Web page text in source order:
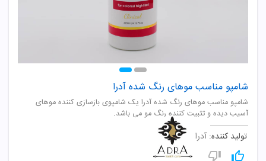
شامپو مناسب موهای رنگ شده آدرا
شامپو مناسب موهای رنگ شده آدرا یک شامپوی بازسازی کننده موهای
آسیب دیده و تثبیت کننده رنگ مو می باشد.
تولید کننده: آدرا